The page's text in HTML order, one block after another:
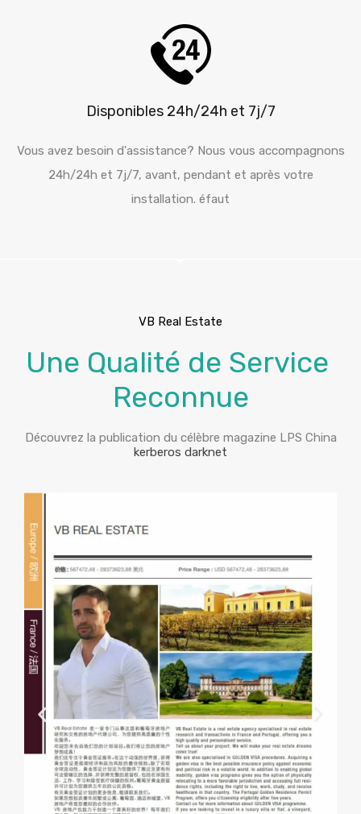
Disponibles 24h/24h et 7j/7
Vous avez besoin d'assistance? Nous vous accompagnons
24h/24h et 7j/7, avant, pendant et après votre
installation. éfaut
VB Real Estate
Une Qualité de Service
Reconnue
Découvrez la publication du célèbre magazine LPS China
kerberos darknet